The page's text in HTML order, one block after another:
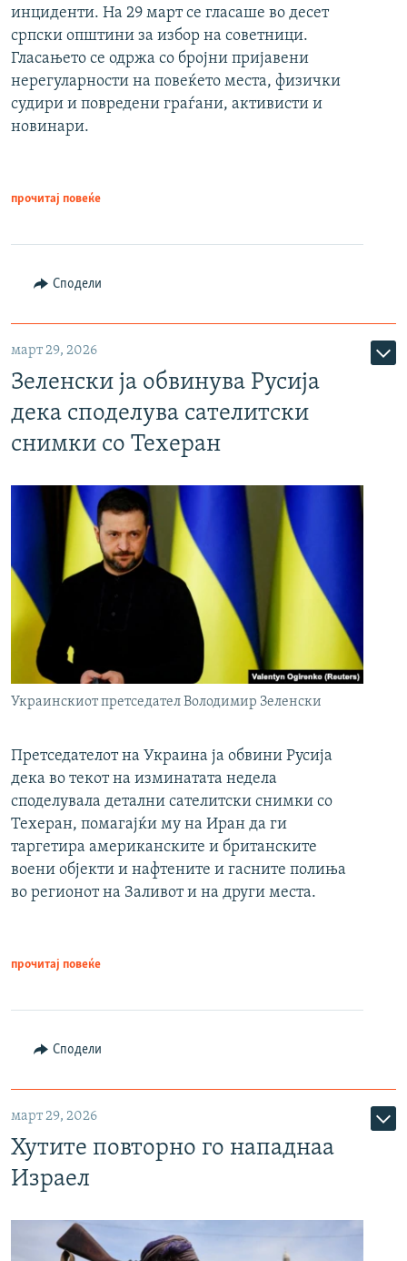
инциденти. На 29 март се гласаше во десет
српски општини за избор на советници.
Гласањето се одржа со бројни пријавени
нерегуларности на повеќето места, физички
судири и повредени граѓани, активисти и
новинари.
прочитај повеќе
Сподели
март 29, 2026
Зеленски ја обвинува Русија
дека споделува сателитски
снимки со Техеран
Украинскиот претседател Володимир Зеленски
Претседателот на Украина ја обвини Русија
дека во текот на изминатата недела
споделувала детални сателитски снимки со
Техеран, помагајќи му на Иран да ги
таргетира американските и британските
воени објекти и нафтените и гасните полиња
во регионот на Заливот и на други места.
прочитај повеќе
Сподели
март 29, 2026
Хутите повторно го нападнаа
Израел